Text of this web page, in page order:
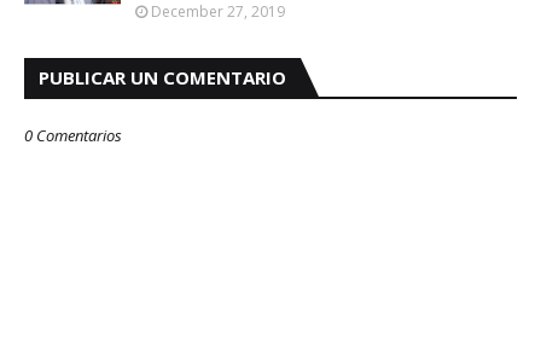
December 27, 2019
PUBLICAR UN COMENTARIO
0 Comentarios